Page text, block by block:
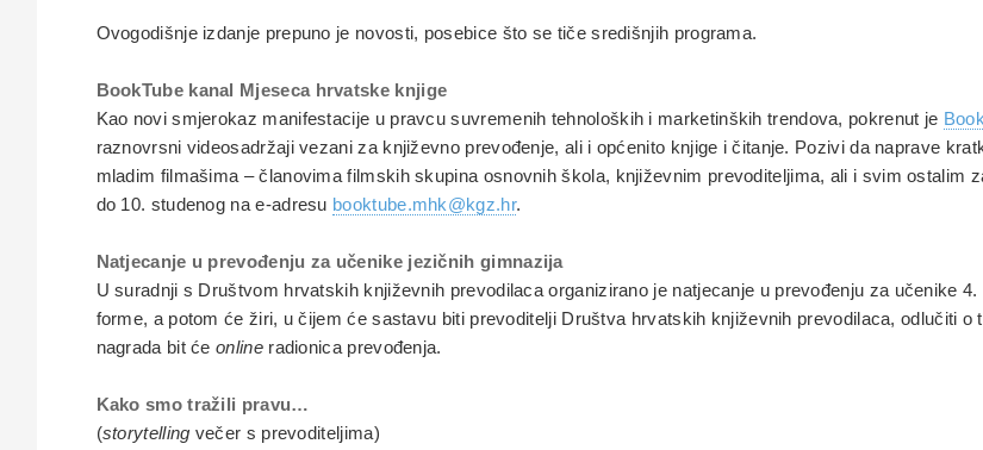
Ovogodišnje izdanje prepuno je novosti, posebice što se tiče središnjih programa.
BookTube kanal Mjeseca hrvatske knjige
Kao novi smjerokaz manifestacije u pravcu suvremenih tehnoloških i marketinških trendova, pokrenut je
raznovrsni videosadržaji vezani za književno prevođenje, ali i općenito knjige i čitanje. Pozivi da naprave
mladim filmašima – članovima filmskih skupina osnovnih škola, književnim prevoditeljima, ali i svim ostalim
do 10. studenog na e-adresu booktube.mhk@kgz.hr.
Natjecanje u prevođenju za učenike jezičnih gimnazija
U suradnji s Društvom hrvatskih književnih prevodilaca organizirano je natjecanje u prevođenju za učenike
forme, a potom će žiri, u čijem će sastavu biti prevoditelji Društva hrvatskih književnih prevodilaca, odlučiti o
nagrada bit ćeonlineradionica prevođenja.
Kako smo tražili pravu…
(storytelling večer s prevoditeljima)